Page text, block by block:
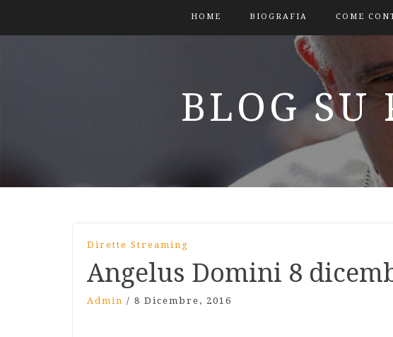
HOME BIOGRAFIA COME
BLOG SU
Dirette Streaming
Angelus Domini 8
Admin / 8 Dicembre, 2016